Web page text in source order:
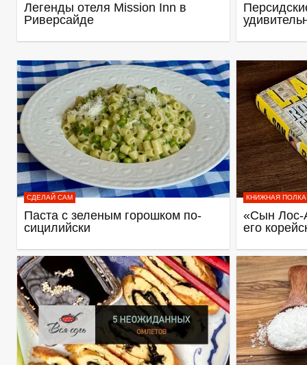
Легенды отеля Mission Inn в
Риверсайде
СДЕЛАЙ САМ
Паста с зеленым горошком по-
сицилийски
КНИЖНАЯ ПОЛКА
«Сын Лос-
его